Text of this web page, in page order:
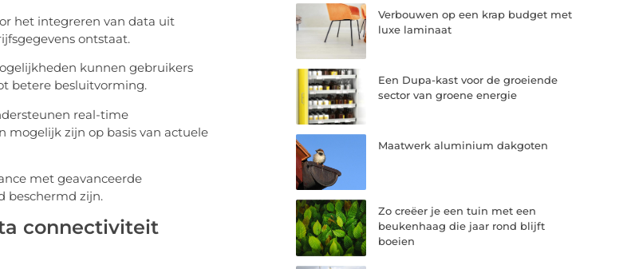
het integreren van data uit
ontstaat.
kunnen gebruikers
betere besluitvorming.
real-time
mogelijk zijn op basis van actuele
met geavanceerde
beschermd zijn.
connectiviteit
Verbouwen op een krap budget met
luxe laminaat
Een Dupa-kast voor de groeiende
sector van groene energie
Maatwerk aluminium dakgoten
Zo creëer je een tuin met een
beukenhaag die jaar rond blijft
boeien